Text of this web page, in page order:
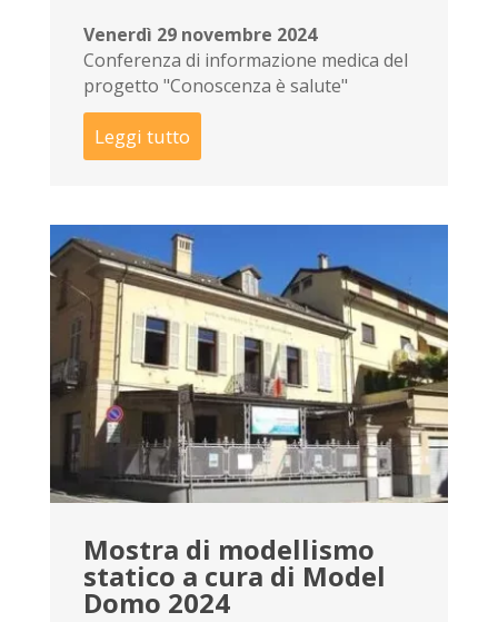
Venerdì 29 novembre 2024
Conferenza di informazione medica del
progetto "Conoscenza è salute"
Leggi tutto
Mostra di modellismo
statico a cura di Model
Domo 2024